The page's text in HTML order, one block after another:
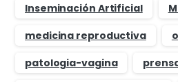
Inseminación Artificial
medicina reproductiva
patologia-vagina